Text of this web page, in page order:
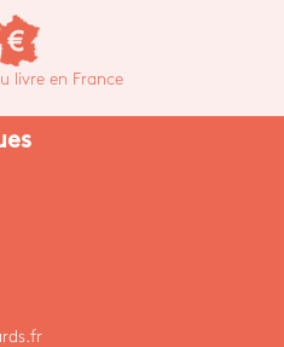
livre en France